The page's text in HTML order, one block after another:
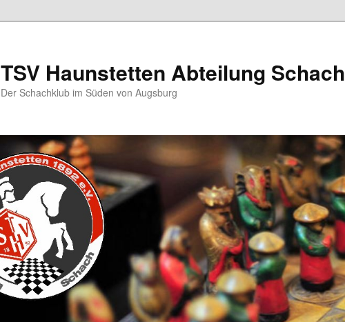
TSV Haunstetten Abteilung Schach
Der Schachklub im Süden von Augsburg